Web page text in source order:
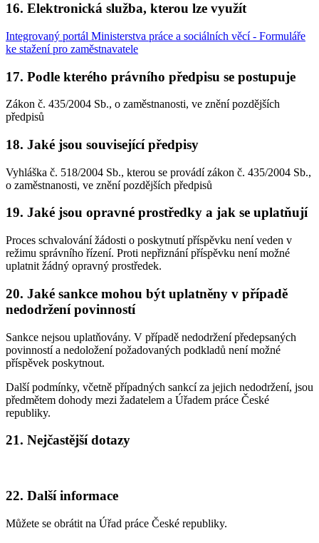
16. Elektronická služba, kterou lze využít
Integrovaný portál Ministerstva práce a sociálních věcí - Formuláře
ke stažení pro zaměstnavatele
17. Podle kterého právního předpisu se postupuje
Zákon č. 435/2004 Sb., o zaměstnanosti, ve znění pozdějších
předpisů
18. Jaké jsou související předpisy
Vyhláška č. 518/2004 Sb., kterou se provádí zákon č. 435/2004 Sb.,
o zaměstnanosti, ve znění pozdějších předpisů
19. Jaké jsou opravné prostředky a jak se uplatňují
Proces schvalování žádosti o poskytnutí příspěvku není veden v
režimu správního řízení. Proti nepřiznání příspěvku není možné
uplatnit žádný opravný prostředek.
20. Jaké sankce mohou být uplatněny v případě
nedodržení povinností
Sankce nejsou uplatňovány. V případě nedodržení předepsaných
povinností a nedoložení požadovaných podkladů není možné
příspěvek poskytnout.
Další podmínky, včetně případných sankcí za jejich nedodržení, jsou
předmětem dohody mezi žadatelem a Úřadem práce České
republiky.
21. Nejčastější dotazy
22. Další informace
Můžete se obrátit na Úřad práce České republiky.